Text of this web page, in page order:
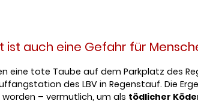
ist auch eine Gefahr für
eine tote Taube auf dem Parkplatz des
des LBV in Regenstauf. Die
worden – vermutlich, um als tödlicher